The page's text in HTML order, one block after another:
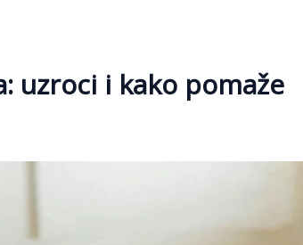
uzroci i kako pomaže